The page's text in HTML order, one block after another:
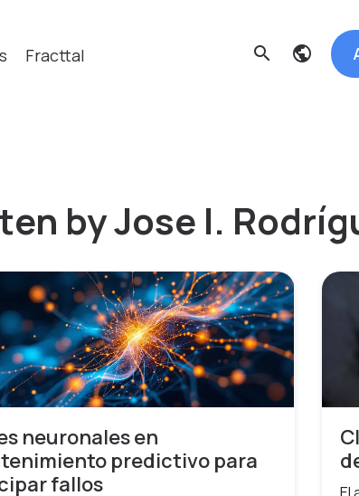
Fracttal search
by Jose I.
neuronales en
predictivo para
fallos